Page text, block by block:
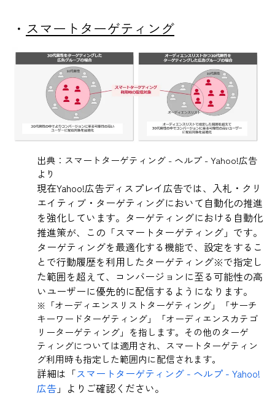
・ スマートターゲティング
出典： スマートターゲティング - ヘルプ - Yahoo!広告
より
現在Yahoo!広告ディスプレイ広告では、入札・クリ
エイティブ・ターゲティングにおいて自動化の推進
を強化しています。ターゲティングにおける自動化
推進策が、この「スマートターゲティング」です。
ターゲティングを最適化する機能で、設定をするこ
とで行動履歴を利用したターゲティング※で指定し
た範囲を超えて、コンバージョンに至る可能性の高
いユーザーに優先的に配信するようになります。
※「オーディエンスリストターゲティング」「サーチ
キーワードターゲティング」「オーディエンスカテゴ
リーターゲティング」を指します。その他のターゲ
ティングについては適用され、スマートターゲティン
グ利用時も指定した範囲内に配信されます。
詳細は「スマートターゲティング - ヘルプ - Yahoo!
広告 」よりご確認ください。